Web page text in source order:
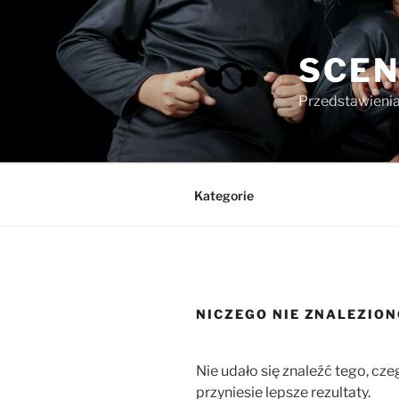
Kategorie
NICZEGO NIE
Nie udało się znaleźć tego,
przyniesie lepsze rezultaty.